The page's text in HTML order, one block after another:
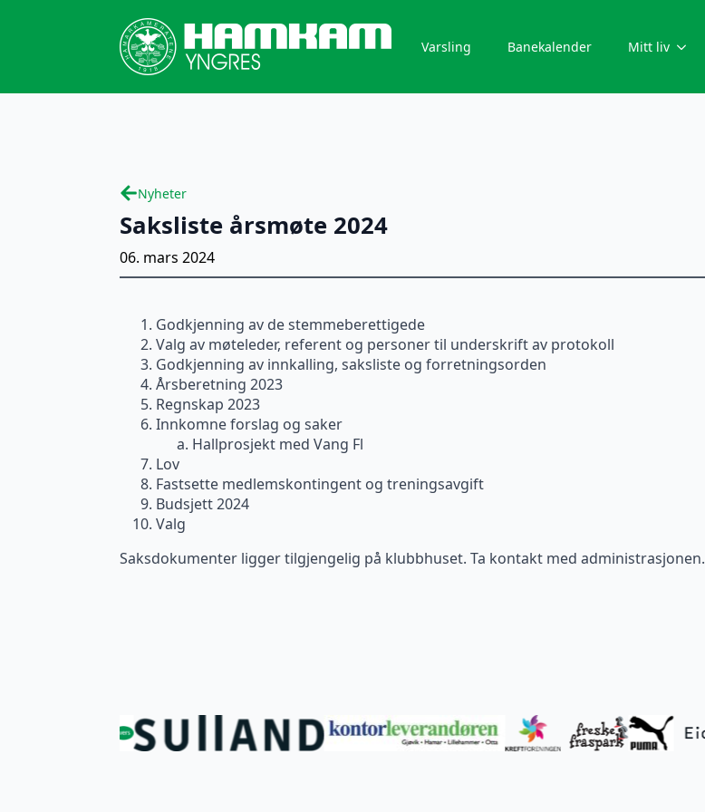
Varsling Banekalender Mitt liv
Nyheter
Saksliste årsmøte 2024
06. mars 2024
Godkjenning av de stemmeberettigede
Valg av møteleder, referent og personer til underskrift av protokoll
Godkjenning av innkalling, saksliste og forretningsorden
Årsberetning 2023
Regnskap 2023
Innkomne forslag og saker
Hallprosjekt med Vang Fl
Lov
Fastsette medlemskontingent og treningsavgift
Budsjett 2024
Valg
Saksdokumenter ligger tilgjengelig på klubbhuset. Ta kontakt med administrasjonen.